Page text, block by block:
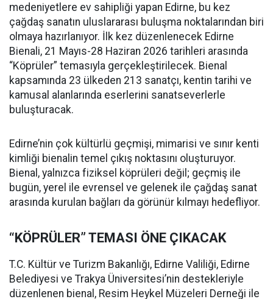
medeniyetlere ev sahipliği yapan Edirne, bu kez
çağdaş sanatın uluslararası buluşma noktalarından biri
olmaya hazırlanıyor. İlk kez düzenlenecek Edirne
Bienali, 21 Mayıs-28 Haziran 2026 tarihleri arasında
“Köprüler” temasıyla gerçekleştirilecek. Bienal
kapsamında 23 ülkeden 213 sanatçı, kentin tarihi ve
kamusal alanlarında eserlerini sanatseverlerle
buluşturacak.
Edirne’nin çok kültürlü geçmişi, mimarisi ve sınır kenti
kimliği bienalin temel çıkış noktasını oluşturuyor.
Bienal, yalnızca fiziksel köprüleri değil; geçmiş ile
bugün, yerel ile evrensel ve gelenek ile çağdaş sanat
arasında kurulan bağları da görünür kılmayı hedefliyor.
“KÖPRÜLER” TEMASI ÖNE ÇIKACAK
T.C. Kültür ve Turizm Bakanlığı, Edirne Valiliği, Edirne
Belediyesi ve Trakya Üniversitesi’nin destekleriyle
düzenlenen bienal, Resim Heykel Müzeleri Derneği ile